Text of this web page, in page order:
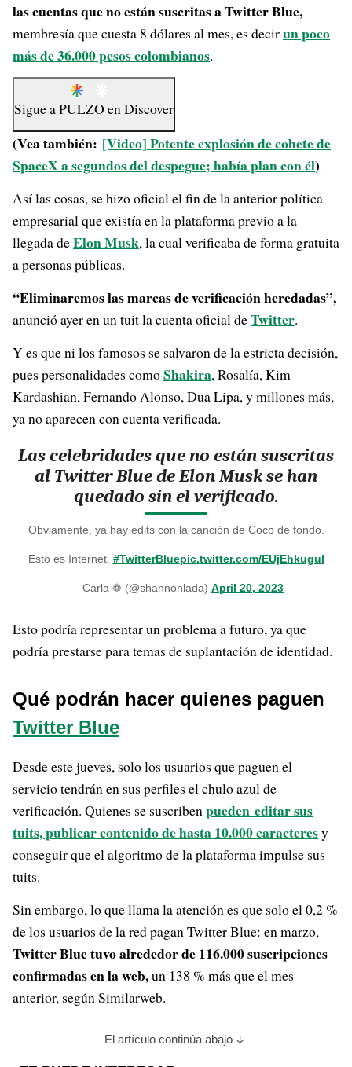
las cuentas que no están suscritas a Twitter Blue,
membresía que cuesta 8 dólares al mes, es decirun poco
más de 36.000 pesos colombianos.
Sigue aPULZO enDiscover
(Vea también: [Video] Potente explosión de cohete de
SpaceX a segundos del despegue; había plan con él)
Así las cosas, se hizo oficial el fin de la anterior política
empresarial que existía en la plataforma previo a la
llegada deElon Musk, la cual verificaba de forma gratuita
a personas públicas.
“Eliminaremos las marcas de verificación heredadas”,
anunció ayer en un tuit la cuenta oficial deTwitter.
Y es que ni los famosos se salvaron de la estricta decisión,
pues personalidades comoShakira, Rosalía, Kim
Kardashian, Fernando Alonso, Dua Lipa, y millones más,
ya no aparecen con cuenta verificada.
Las celebridades que no están suscritas
al Twitter Blue de Elon Musk se han
quedado sin el verificado.
Obviamente, ya hay edits con la canción de Coco de fondo.
Esto es Internet. #TwitterBluepic.twitter.com/EUjEhkuguI
— Carla ❁ (@shannonlada) April 20, 2023
Esto podría representar un problema a futuro, ya que
podría prestarse para temas de suplantación de identidad.
Qué podrán hacer quienes paguen
Twitter Blue
Desde este jueves, solo los usuarios que paguen el
servicio tendrán en sus perfiles el chulo azul de
verificación. Quienes se suscribenpueden editar sus
tuits, publicar contenido de hasta 10.000 caracteresy
conseguir que el algoritmo de la plataforma impulse sus
tuits.
Sin embargo, lo que llama la atención es que solo el 0,2 %
de los usuarios de la red pagan Twitter Blue: en marzo,
Twitter Blue tuvo alrededor de 116.000 suscripciones
confirmadas en la web,un 138 % más que el mes
anterior, según Similarweb.
El artículo continúa abajo